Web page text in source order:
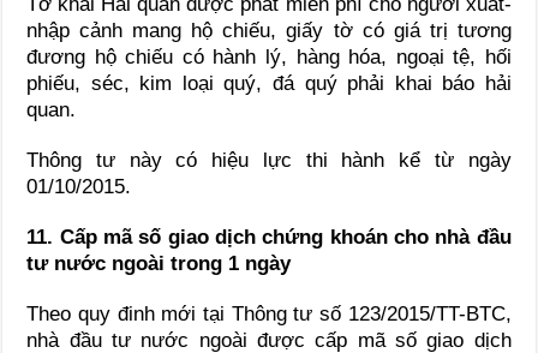
nhập cảnh mang hộ chiếu, giấy tờ có giá trị tương
đương hộ chiếu có hành lý, hàng hóa, ngoại tệ, hối
phiếu, séc, kim loại quý, đá quý phải khai báo hải
quan.
Thông tư này có hiệu lực thi hành kể từ ngày
01/10/2015.
11. Cấp mã số giao dịch chứng khoán cho nhà đầu
tư nước ngoài trong 1 ngày
Theo quy đinh mới tại Thông tư số 123/2015/TT-BTC,
nhà đầu tư nước ngoài được cấp mã số giao dịch